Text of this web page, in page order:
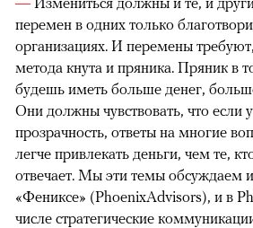
перемен в одних только
организациях. И перемены
метода кнута и пряника. Пряник в
будешь иметь больше денег,
Они должны чувствовать, что если
прозрачность, ответы на многие
легче привлекать деньги, чем те,
отвечает. Мы эти темы обсуждаем
«Фениксе» (PhoenixAdvisors), и в
числе стратегические